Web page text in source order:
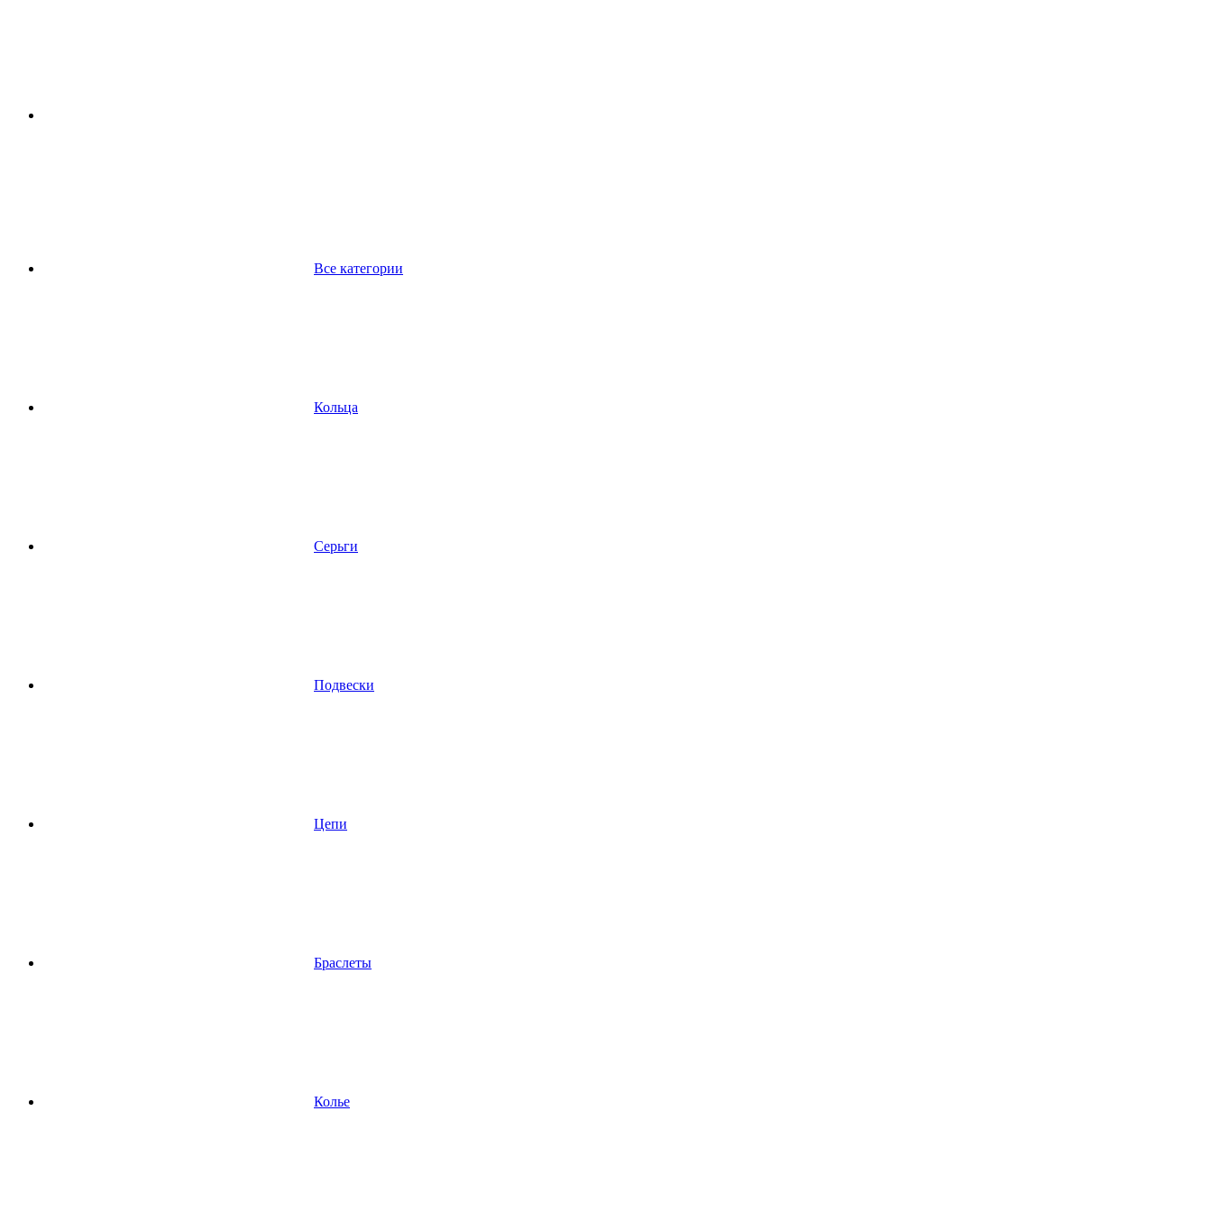
Все категории
Кольца
Серьги
Подвески
Цепи
Браслеты
Колье